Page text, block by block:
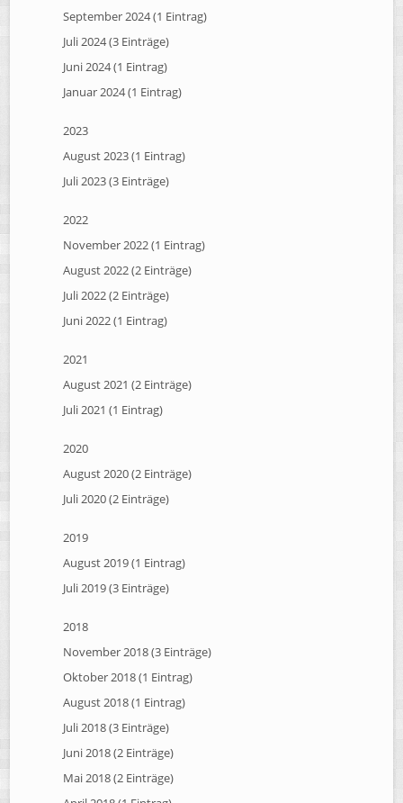
September 2024 (1 Eintrag)
Juli 2024 (3 Einträge)
Juni 2024 (1 Eintrag)
Januar 2024 (1 Eintrag)
2023
August 2023 (1 Eintrag)
Juli 2023 (3 Einträge)
2022
November 2022 (1 Eintrag)
August 2022 (2 Einträge)
Juli 2022 (2 Einträge)
Juni 2022 (1 Eintrag)
2021
August 2021 (2 Einträge)
Juli 2021 (1 Eintrag)
2020
August 2020 (2 Einträge)
Juli 2020 (2 Einträge)
2019
August 2019 (1 Eintrag)
Juli 2019 (3 Einträge)
2018
November 2018 (3 Einträge)
Oktober 2018 (1 Eintrag)
August 2018 (1 Eintrag)
Juli 2018 (3 Einträge)
Juni 2018 (2 Einträge)
Mai 2018 (2 Einträge)